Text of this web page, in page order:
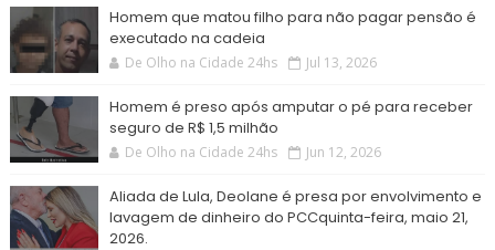
Homem que matou filho para não pagar pensão é
executado na cadeia
De Olho na Cidade 24hs Jul 13, 2026
Homem é preso após amputar o pé para receber
seguro de R$ 1,5 milhão
De Olho na Cidade 24hs Jun 12, 2026
Aliada de Lula, Deolane é presa por envolvimento e
lavagem de dinheiro do PCCquinta-feira, maio 21,
2026.